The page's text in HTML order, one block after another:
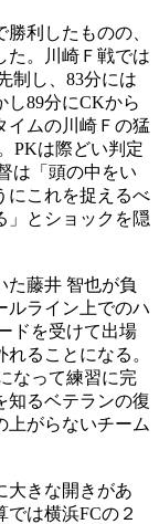
利したものの、
た。川崎Ｆ戦では
制し、83分には
し89分にCKから
イムの川崎Ｆの猛
PKは際どい判定
は「頭の中をい
にこれを捉えるべ
」とショックを隠
た藤井 智也が負
ルライン上でのハ
ドを受けて出場
ることになる。
なって練習に完
知るベテランの復
上がらないチーム
大きな開きがあ
は横浜FCの２